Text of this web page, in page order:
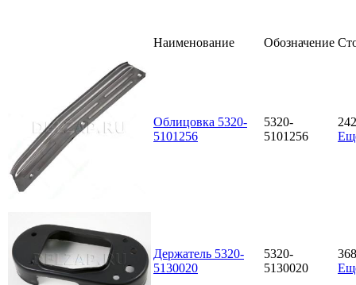
Наименование Обозначение
Облицовка 5320-
5101256
5320-
5101256
Держатель 5320-
5130020
5320-
5130020